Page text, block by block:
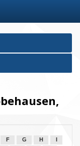
F G H